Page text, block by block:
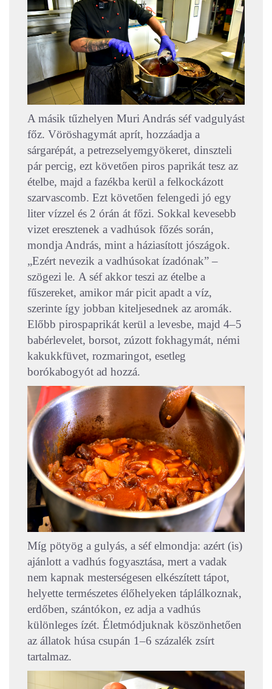
A másik tűzhelyen Muri András séf vadgulyást
főz. Vöröshagymát aprít, hozzáadja a
sárgarépát, a petrezselyemgyökeret, dinszteli
pár percig, ezt követően piros paprikát tesz az
ételbe, majd a fazékba kerül a felkockázott
szarvascomb. Ezt követően felengedi jó egy
liter vízzel és 2 órán át főzi. Sokkal kevesebb
vizet eresztenek a vadhúsok főzés során,
mondja András, mint a háziasított jószágok.
„Ezért nevezik a vadhúsokat ízadónak” –
szögezi le. A séf akkor teszi az ételbe a
fűszereket, amikor már picit apadt a víz,
szerinte így jobban kiteljesednek az aromák.
Előbb pirospaprikát kerül a levesbe, majd 4–5
babérlevelet, borsot, zúzott fokhagymát, némi
kakukkfüvet, rozmaringot, esetleg
borókabogyót ad hozzá.
Míg pötyög a gulyás, a séf elmondja: azért (is)
ajánlott a vadhús fogyasztása, mert a vadak
nem kapnak mesterségesen elkészített tápot,
helyette természetes élőhelyeken táplálkoznak,
erdőben, szántókon, ez adja a vadhús
különleges ízét. Életmódjuknak köszönhetően
az állatok húsa csupán 1–6 százalék zsírt
tartalmaz.